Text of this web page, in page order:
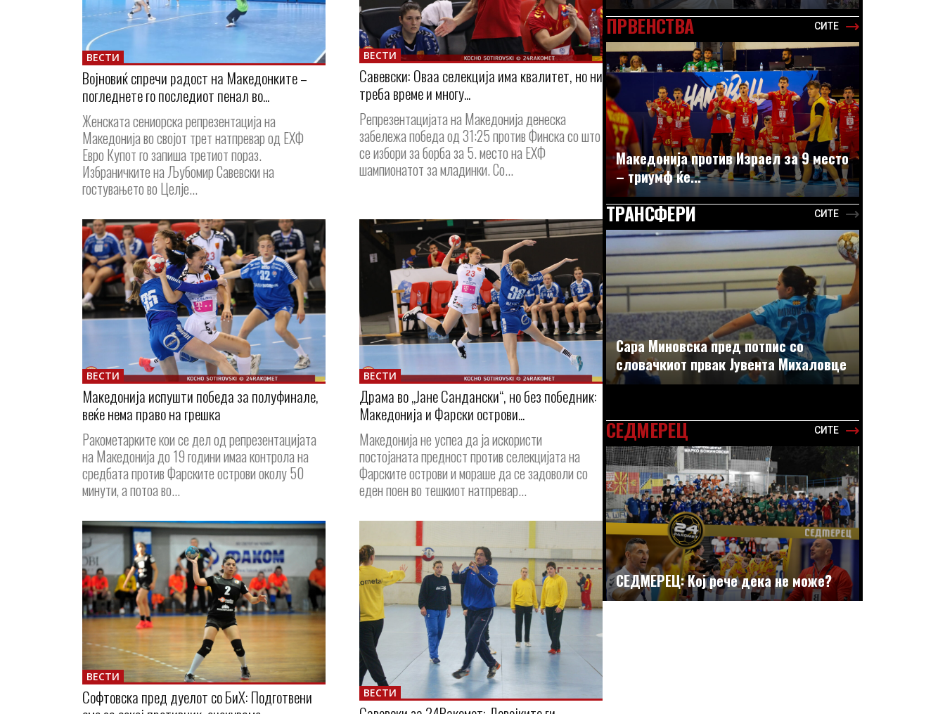
ВЕСТИ
Војновиќ спречи радост на Македонките –
погледнете го последиот пенал во...
Женската сениорска репрезентација на
Македонија во својот трет натпревар од ЕХФ
Евро Купот го запиша третиот пораз.
Избраничките на Љубомир Савевски на
гостувањето во Целје...
ВЕСТИ
Савевски: Оваа селекција има квалитет, но ни
треба време и многу...
Репрезентацијата на Македонија денеска
забележа победа од 31:25 против Финска со што
се избори за борба за 5. место на ЕХФ
шампионатот за младинки. Со...
ВЕСТИ
Македонија испушти победа за полуфинале,
веќе нема право на грешка
Ракометарките кои се дел од репрезентацијата
на Македонија до 19 години имаа контрола на
средбата против Фарските острови околу 50
минути, а потоа во...
ВЕСТИ
Драма во „Јане Сандански“, но без победник:
Македонија и Фарски острови...
Македонија не успеа да ја искористи
постојаната предност против селекцијата на
Фарските острови и мораше да се задоволи со
еден поен во тешкиот натпревар...
ВЕСТИ
Софтовска пред дуелот со БиХ: Подготвени
ВЕСТИ
ПРВЕНСТВА СИТЕ
Македонија против Израел за 9 место
– триумф ќе...
ТРАНСФЕРИ СИТЕ
Сара Миновска пред потпис со
словачкиот првак Јувента Михаловце
СЕДМЕРЕЦ СИТЕ
СЕДМЕРЕЦ: Кој рече дека не може?